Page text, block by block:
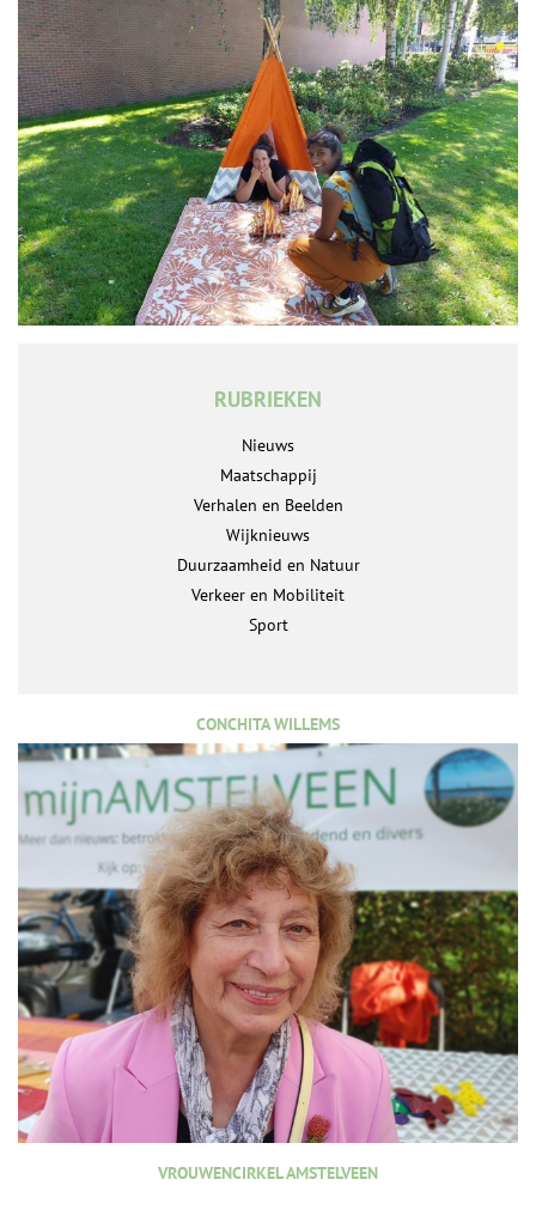
RUBRIEKEN
Nieuws
Maatschappij
Verhalen en Beelden
Wijknieuws
Duurzaamheid en Natuur
Verkeer en Mobiliteit
Sport
CONCHITA WILLEMS
VROUWENCIRKEL AMSTELVEEN